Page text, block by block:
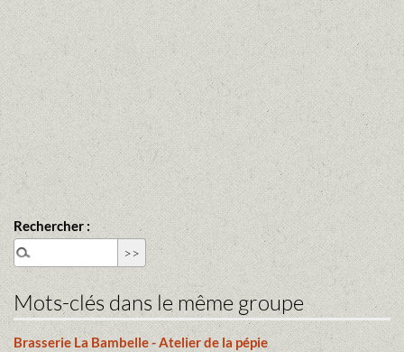
Rechercher :
Mots-clés dans le même groupe
Brasserie La Bambelle - Atelier de la pépie